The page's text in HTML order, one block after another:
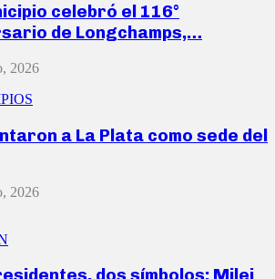
celebró el 116°
de Longchamps,…
2026
a La Plata como sede del
2026